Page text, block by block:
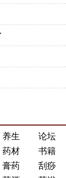
养生
论坛
药材
书籍
膏药
刮痧